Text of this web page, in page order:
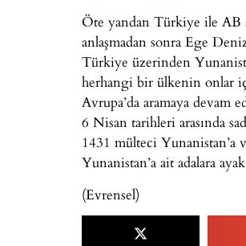
Öte yandan Türkiye ile AB
anlaşmadan sonra Ege
Türkiye üzerinden
herhangi bir ülkenin onlar
Avrupa’da aramaya
6 Nisan tarihleri arasında
1431 mülteci Yunanistan’a
Yunanistan’a ait adalara
(Evrensel)